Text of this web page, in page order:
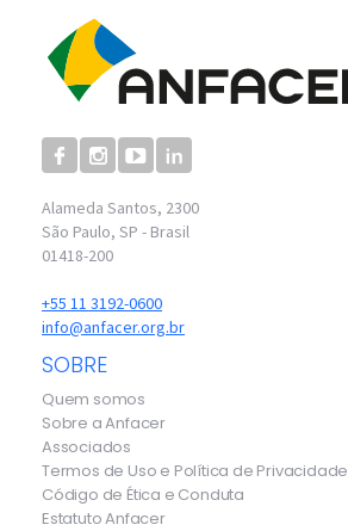
Alameda Santos, 2300
São Paulo, SP - Brasil
01418-200
+55 11 3192-0600
info@anfacer.org.br
SOBRE
Quem somos
Sobre a Anfacer
Associados
Termos de Uso e Política de Privacidade
Código de Ética e Conduta
Estatuto Anfacer